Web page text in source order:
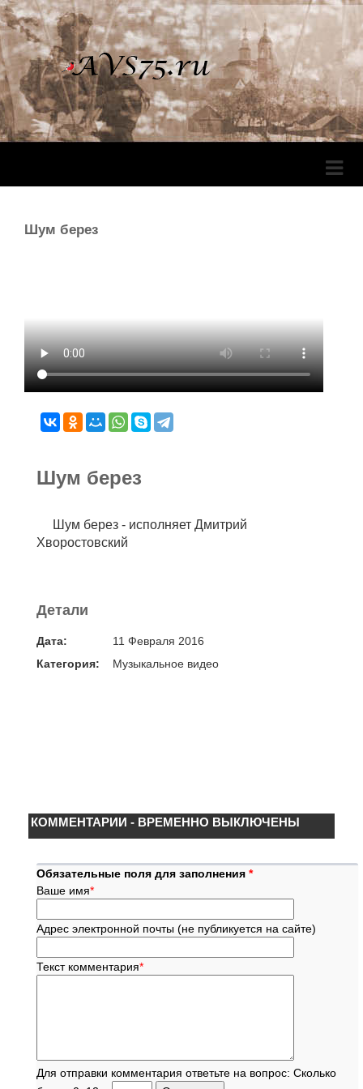
Шум берез
Шум берез
Шум берез - исполняет Дмитрий
Хворостовский
Детали
Дата:
11 Февраля 2016
Категория:
Музыкальное видео
КОММЕНТАРИИ - ВРЕМЕННО ВЫКЛЮЧЕНЫ
Обязательные поля для заполнения *
Ваше имя*
Адрес электронной почты (не публикуется на сайте)
Текст комментария*
Для отправки комментария ответьте на вопрос: Сколько